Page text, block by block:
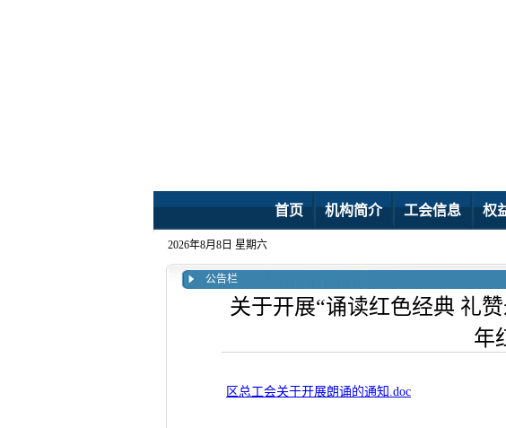
首页 机构简介 工会信息 权
2026年8月8日 星期六
公告栏
关于开展“诵读红色经典 礼
年
区总工会关于开展朗诵的通知.doc